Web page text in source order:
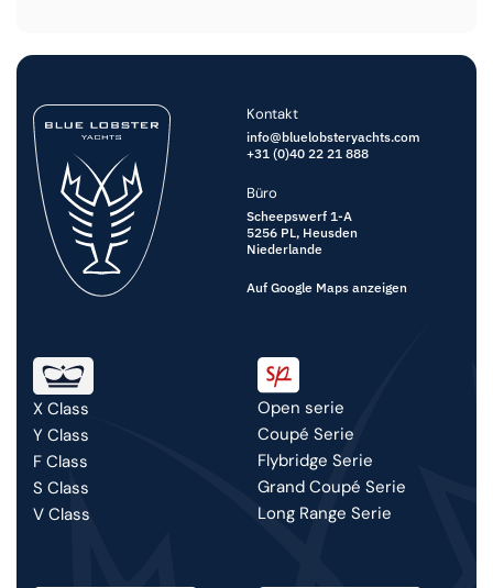
Kontakt
info@bluelobsteryachts.com
+31 (0)40 22 21 888
Büro
Scheepswerf 1-A
5256 PL, Heusden
Niederlande
Auf Google Maps anzeigen
X Class
Y Class
F Class
S Class
V Class
Open serie
Coupé Serie
Flybridge Serie
Grand Coupé Serie
Long Range Serie